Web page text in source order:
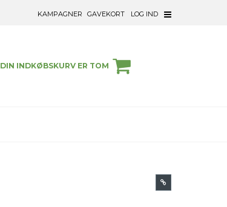
KAMPAGNER GAVEKORT LOG IND
DIN INDKØBSKURV ER TOM